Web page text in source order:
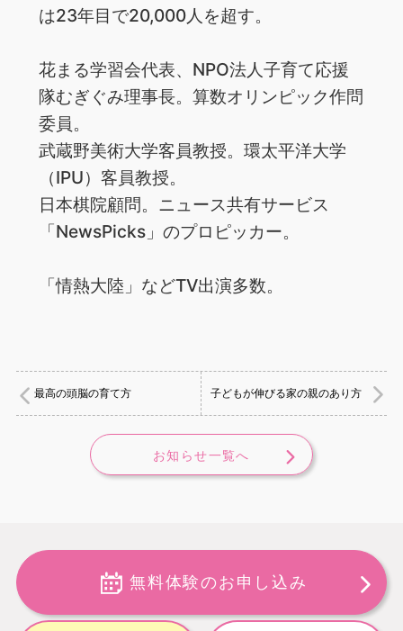
は23年目で20,000人を超す。
花まる学習会代表、NPO法人子育て応援
隊むぎぐみ理事長。算数オリンピック作問
委員。
武蔵野美術大学客員教授。環太平洋大学
（IPU）客員教授。
日本棋院顧問。ニュース共有サービス
「NewsPicks」のプロピッカー。
「情熱大陸」などTV出演多数。
最高の頭脳の育て方 子どもが伸びる家の親のあり方
お知らせ一覧へ
無料体験のお申し込み